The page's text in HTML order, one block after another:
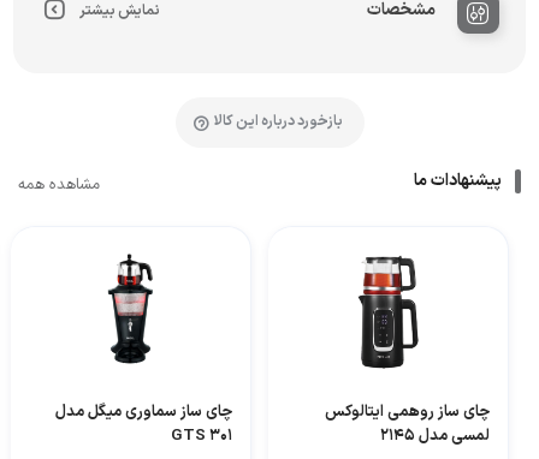
مشخصات نمایش بیشتر
بازخورد درباره این کالا
پیشنهادات ما مشاهده همه
چای ساز روهمی ایتالوکس
لمسی مدل 2145
چای ساز سماوری میگل مدل
GTS 301